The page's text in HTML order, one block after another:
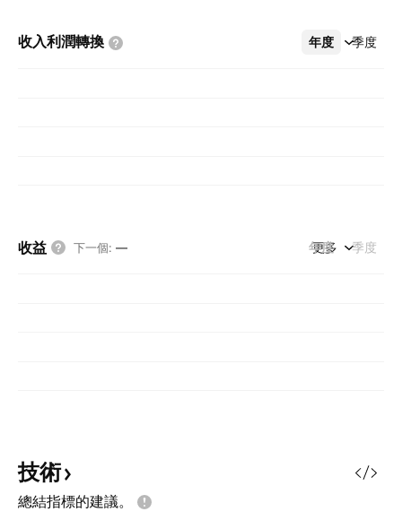
收入利潤轉換 年度 季度
更多
收益 下一個: — 年度 季度
更多
技術
總結指標的建議。